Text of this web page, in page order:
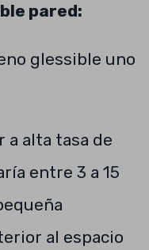
pared:
glessible uno
a alta tasa de
entre 3 a 15
al espacio